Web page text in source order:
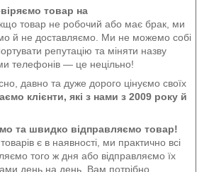
товар на
товар не робочий або має брак, ми
й не доставляємо. Ми не можемо собі
репутацію та міняти назву
телефонів — це нецільно!
давно та дуже дорого цінуємо своїх
клієнти, які з нами з 2009 року й
та швидко відправляємо товар!
є в наявності, ми практично всі
того ж дня або відправляємо їх
день на день. Вам потрібно